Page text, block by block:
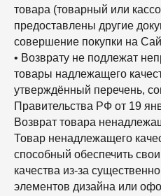
товара (товарный или
предоставлены другие
совершение покупки на
• Возврату не подлежат
товары надлежащего
утверждённый перечень,
Правительства РФ от 19
Возврат товара
Товар ненадлежащего
способный обеспечить
качества из-за
элементов дизайна или